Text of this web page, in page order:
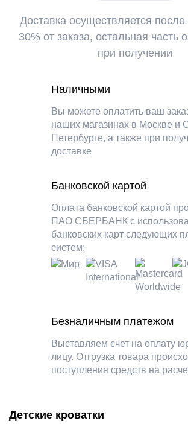
Доставка осуществляется
30% от заказа, остальная часть
при получении
Наличными
Вы можете оплатить ваш
наших магазинах в Москве и
Петербурге, а также при
доставке
Банковской картой
Оплата банковской картой
ПАО СБЕРБАНК с
банковских карт следующих
систем:
Безналичным платежом
Выставляем счет на оплату
лицу. Отгрузка товара
поступления средств на
Безналичным платежом
Выставляем счет на оплату
лицу. Отгрузка товара
поступления средств на
Отправляем товар
предоплатой равной 20% от
остальную часть оплачиваете
в транспортную компанию.
наложенного платежа стоит
суммы заказа.
Детские кроватки